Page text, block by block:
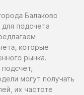
Балаково
подсчета
которые
рынка.
могут получать
их частоте